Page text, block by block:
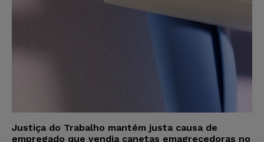
Justiça do Trabalho mantém justa causa de
empregado que vendia canetas emagrecedoras no